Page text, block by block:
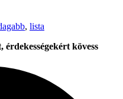
, lista
kövess